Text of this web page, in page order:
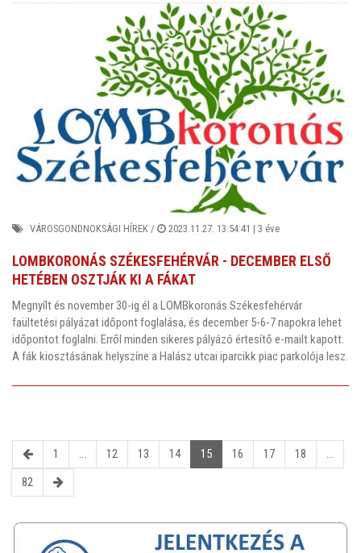
VÁROSGONDNOKSÁGI HÍREK / 2023.11.27. 13:54:41 | 3 éve
LOMBKORONÁS SZÉKESFEHÉRVÁR - DECEMBER ELSŐ
HETÉBEN OSZTJÁK KI A FÁKAT
Megnyílt és november 30-ig él a LOMBkoronás Székesfehérvár
faültetési pályázat időpont foglalása, és december 5-6-7 napokra lehet
időpontot foglalni. Erről minden sikeres pályázó értesítő e-mailt kapott.
A fák kiosztásának helyszíne a Halász utcai iparcikk piac parkolója lesz.
1 ... 12 13 14 15 16 17 18
...
82